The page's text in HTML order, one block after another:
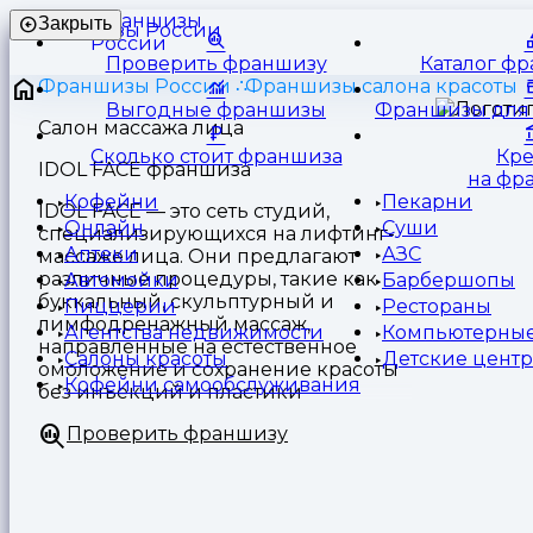
Франшизы
России
Закрыть
Проверить франшизу Каталог
Выгодные франшизы Франшизы для
Сколько стоит франшиза
на
Кофейни
Пекарни
Онлайн
Суши
Аптеки
АЗС
Автомойки
Барбершопы
Пиццерии
Рестораны
Агентства недвижимости
Салоны красоты
Детские
Кофейни самообслуживания
Франшизы России
Франшизы салона красоты
Салон массажа лица
IDOL FACE франшиза
IDOL FACE — это сеть студий,
специализирующихся на лифтинг-
массаже лица. Они предлагают
различные процедуры, такие как
буккальный, скульптурный и
лимфодренажный массаж,
направленные на естественное
омоложение и сохранение красоты
без инъекций и пластики
Проверить франшизу